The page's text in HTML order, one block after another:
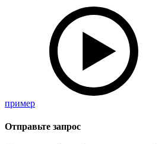
пример
Отправьте запрос